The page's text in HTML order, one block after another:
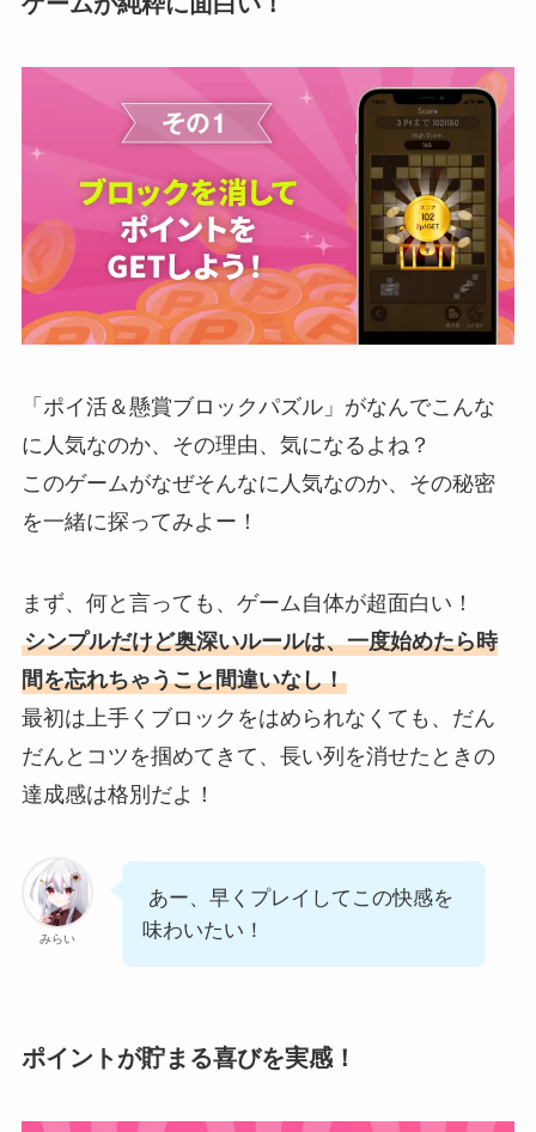
「ポイ活＆懸賞ブロックパズル」がなんでこんな
に人気なのか、その理由、気になるよね？
このゲームがなぜそんなに人気なのか、その秘密
を一緒に探ってみよー！
まず、何と言っても、ゲーム自体が超面白い！
シンプルだけど奥深いルールは、一度始めたら時
間を忘れちゃうこと間違いなし！
最初は上手くブロックをはめられなくても、だん
だんとコツを掴めてきて、長い列を消せたときの
達成感は格別だよ！
みらい
あー、早くプレイしてこの快感を
味わいたい！
ポイントが貯まる喜びを実感！